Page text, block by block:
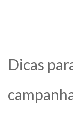
Dicas